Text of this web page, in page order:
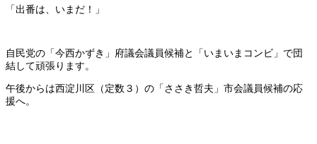
「出番は、いまだ！」
自民党の「今西かずき」府議会議員候補と「いまいまコンビ」で団
結して頑張ります。
午後からは西淀川区（定数３）の「ささき哲夫」市会議員候補の応
援へ。